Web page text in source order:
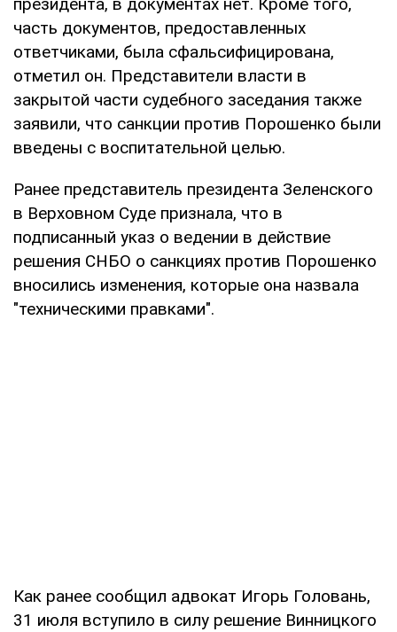
часть документов, предоставленных
ответчиками, была сфальсифицирована,
отметил он. Представители власти в
закрытой части судебного заседания также
заявили, что санкции против Порошенко были
введены с воспитательной целью.
Ранее представитель президента Зеленского
в Верховном Суде признала, что в
подписанный указ о ведении в действие
решения СНБО о санкциях против Порошенко
вносились изменения, которые она назвала
"техническими правками".
Как ранее сообщил адвокат Игорь Головань,
31 июля вступило в силу решение Винницкого